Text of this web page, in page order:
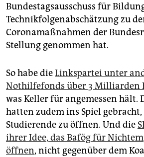
Bundestagsausschuss für
Technikfolgenabschätzung zu
Coronamaßnahmen der
Stellung genommen hat.
So habe dieLinkspartei unter
Nothilfefonds über 3 Milliarden
was Keller für angemessen hält.
hatten zudem ins Spiel
Studierende zu öffnen. Und die
ihrer Idee, das Bafög für
öffnen, nicht gegenüber dem